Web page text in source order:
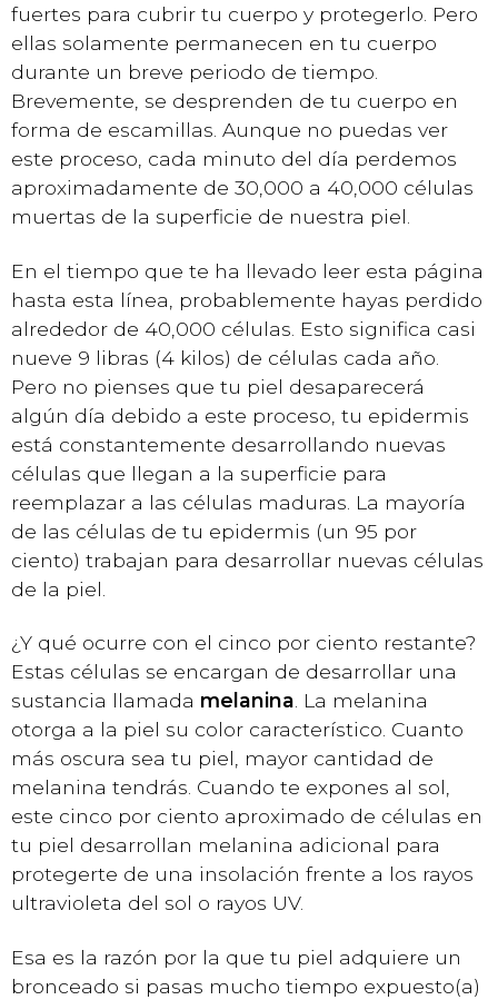
fuertes para cubrir tu cuerpo y protegerlo. Pero
ellas solamente permanecen en tu cuerpo
durante un breve periodo de tiempo.
Brevemente, se desprenden de tu cuerpo en
forma de escamillas. Aunque no puedas ver
este proceso, cada minuto del día perdemos
aproximadamente de 30,000 a 40,000 células
muertas de la superficie de nuestra piel.
En el tiempo que te ha llevado leer esta página
hasta esta línea, probablemente hayas perdido
alrededor de 40,000 células. Esto significa casi
nueve 9 libras (4 kilos) de células cada año.
Pero no pienses que tu piel desaparecerá
algún día debido a este proceso, tu epidermis
está constantemente desarrollando nuevas
células que llegan a la superficie para
reemplazar a las células maduras. La mayoría
de las células de tu epidermis (un 95 por
ciento) trabajan para desarrollar nuevas células
de la piel.
¿Y qué ocurre con el cinco por ciento restante?
Estas células se encargan de desarrollar una
sustancia llamada melanina . La melanina
otorga a la piel su color característico. Cuanto
más oscura sea tu piel, mayor cantidad de
melanina tendrás. Cuando te expones al sol,
este cinco por ciento aproximado de células en
tu piel desarrollan melanina adicional para
protegerte de una insolación frente a los rayos
ultravioleta del sol o rayos UV.
Esa es la razón por la que tu piel adquiere un
bronceado si pasas mucho tiempo expuesto(a)